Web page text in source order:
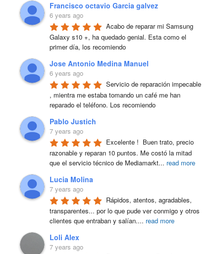
Francisco octavio Garcia galvez
6 years ago
Acabo de reparar mi Samsung
Galaxy s10 +, ha quedado genial. Esta como el
primer día, los recomiendo
Jose Antonio Medina Manuel
6 years ago
Servicio de reparación impecable
, mientra me estaba tomando un café me han
reparado el teléfono. Los recomiendo
Pablo Justich
7 years ago
Excelente !  Buen trato, precio
razonable y reparan 10 puntos. Me costó la mitad
que el servicio técnico de Mediamarkt... read more
Lucia Molina
7 years ago
Rápidos, atentos, agradables,
transparentes... por lo que pude ver conmigo y otros
clientes que entraban y salían.... read more
Loli Alex
7 years ago